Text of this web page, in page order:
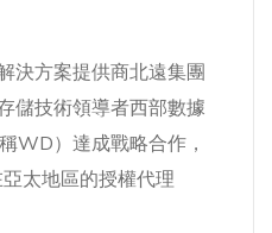
決方案提供商北遠集團
儲技術領導者西部數據
WD）達成戰略合作，
太地區的授權代理